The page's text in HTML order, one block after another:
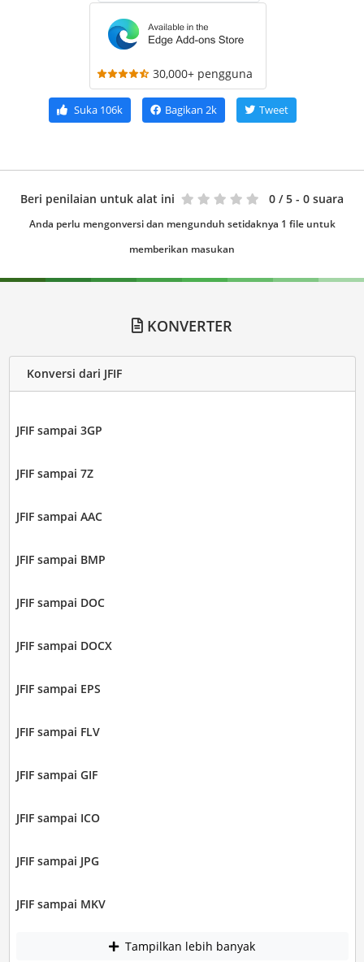
30,000+ pengguna
Suka106k Bagikan 2k Tweet
Beri penilaian untuk alat ini 0 / 5 - 0 suara
Anda perlu mengonversi dan mengunduh setidaknya 1 file untuk
memberikan masukan
KONVERTER
Konversi dari JFIF
JFIF sampai 3GP
JFIF sampai 7Z
JFIF sampai AAC
JFIF sampai BMP
JFIF sampai DOC
JFIF sampai DOCX
JFIF sampai EPS
JFIF sampai FLV
JFIF sampai GIF
JFIF sampai ICO
JFIF sampai JPG
JFIF sampai MKV
Tampilkan lebih banyak